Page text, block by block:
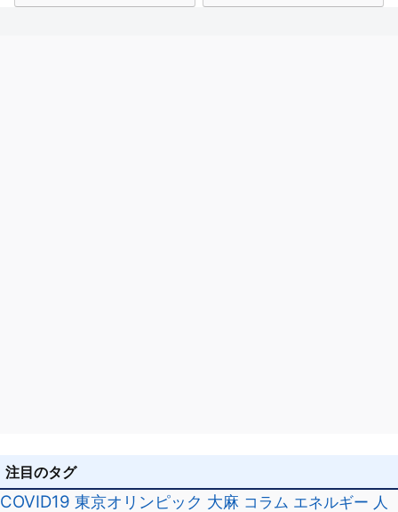
注目のタグ
COVID19 東京オリンピック 大麻 コラム エネルギー 人